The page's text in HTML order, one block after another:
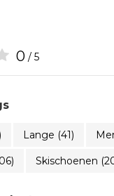
0 / 5
Lange (41)
Skischoenen